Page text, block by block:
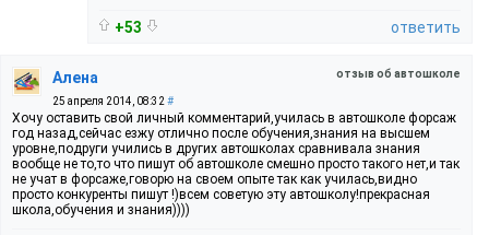
+53 ответить
отзыв об автошколе
Алена
25 апреля 2014, 08:32 #
Хочу оставить свой личный комментарий,училась в автошколе форсаж
год назад,сейчас езжу отлично после обучения,знания на высшем
уровне,подруги учились в других автошколах сравнивала знания
вообще не то,то что пишут об автошколе смешно просто такого нет,и так
не учат в форсаже,говорю на своем опыте так как училась,видно
просто конкуренты пишут !)всем советую эту автошколу!прекрасная
школа,обучения и знания))))